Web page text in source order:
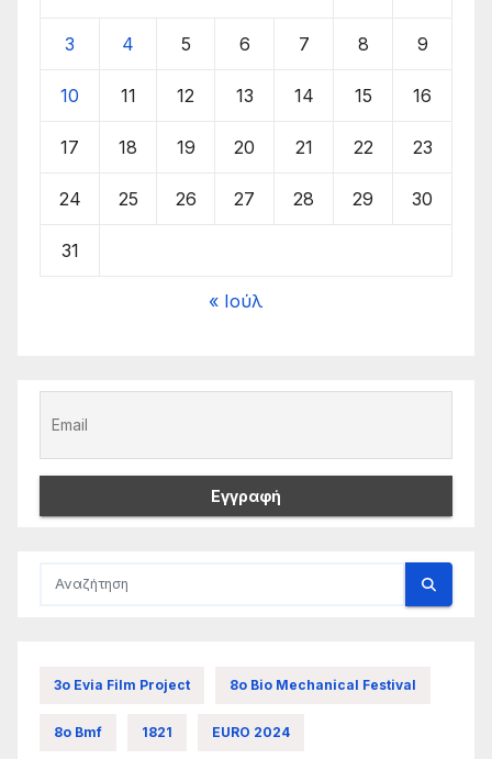
3 4 5 6 7 8 9
10 11 12 13 14 15 16
17 18 19 20 21 22 23
24 25 26 27 28 29 30
31
« Ιούλ
3ο Evia Film Project 8ο Bio Mechanical Festival
8ο Bmf 1821 EURO 2024